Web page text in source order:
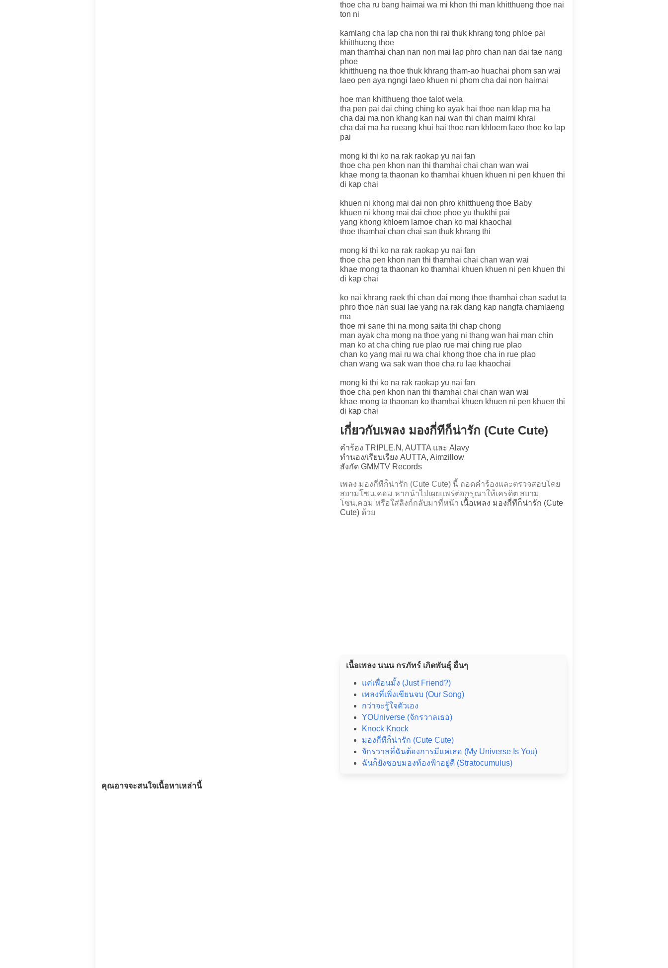
thoe cha ru bang haimai wa mi khon thi man khitthueng thoe nai
ton ni
kamlang cha lap cha non thi rai thuk khrang tong phloe pai
khitthueng thoe
man thamhai chan nan non mai lap phro chan nan dai tae nang
phoe
khitthueng na thoe thuk khrang tham-ao huachai phom san wai
laeo pen aya ngngi laeo khuen ni phom cha dai non haimai
hoe man khitthueng thoe talot wela
tha pen pai dai ching ching ko ayak hai thoe nan klap ma ha
cha dai ma non khang kan nai wan thi chan maimi khrai
cha dai ma ha rueang khui hai thoe nan khloem laeo thoe ko lap
pai
mong ki thi ko na rak raokap yu nai fan
thoe cha pen khon nan thi thamhai chai chan wan wai
khae mong ta thaonan ko thamhai khuen khuen ni pen khuen thi
di kap chai
khuen ni khong mai dai non phro khitthueng thoe Baby
khuen ni khong mai dai choe phoe yu thukthi pai
yang khong khloem lamoe chan ko mai khaochai
thoe thamhai chan chai san thuk khrang thi
mong ki thi ko na rak raokap yu nai fan
thoe cha pen khon nan thi thamhai chai chan wan wai
khae mong ta thaonan ko thamhai khuen khuen ni pen khuen thi
di kap chai
ko nai khrang raek thi chan dai mong thoe thamhai chan sadut ta
phro thoe nan suai lae yang na rak dang kap nangfa chamlaeng
ma
thoe mi sane thi na mong saita thi chap chong
man ayak cha mong na thoe yang ni thang wan hai man chin
man ko at cha ching rue plao rue mai ching rue plao
chan ko yang mai ru wa chai khong thoe cha in rue plao
chan wang wa sak wan thoe cha ru lae khaochai
mong ki thi ko na rak raokap yu nai fan
thoe cha pen khon nan thi thamhai chai chan wan wai
khae mong ta thaonan ko thamhai khuen khuen ni pen khuen thi
di kap chai
เกี่ยวกับเพลง มองกี่ทีก็น่ารัก (Cute Cute)
คำร้อง TRIPLE.N, AUTTA และ Alavy
ทำนอง/เรียบเรียง AUTTA, Aimzillow
สังกัด GMMTV Records
เพลง มองกี่ทีก็น่ารัก (Cute Cute) นี้ ถอดคำร้องและตรวจสอบโดย
สยามโซน.คอม หากนำไปเผยแพร่ต่อกรุณาให้เครดิต สยาม
โซน.คอม หรือใส่ลิงก์กลับมาที่หน้า เนื้อเพลง มองกี่ทีก็น่ารัก (Cute
Cute) ด้วย
เนื้อเพลง นนน กรภัทร์ เกิดพันธุ์ อื่นๆ
แค่เพื่อนมั้ง (Just Friend?)
เพลงที่เพิ่งเขียนจบ (Our Song)
กว่าจะรู้ใจตัวเอง
YOUniverse (จักรวาลเธอ)
Knock Knock
มองกี่ทีก็น่ารัก (Cute Cute)
จักรวาลที่ฉันต้องการมีแค่เธอ (My Universe Is You)
ฉันก็ยังชอบมองท้องฟ้าอยู่ดี (Stratocumulus)
คุณอาจจะสนใจเนื้อหาเหล่านี้